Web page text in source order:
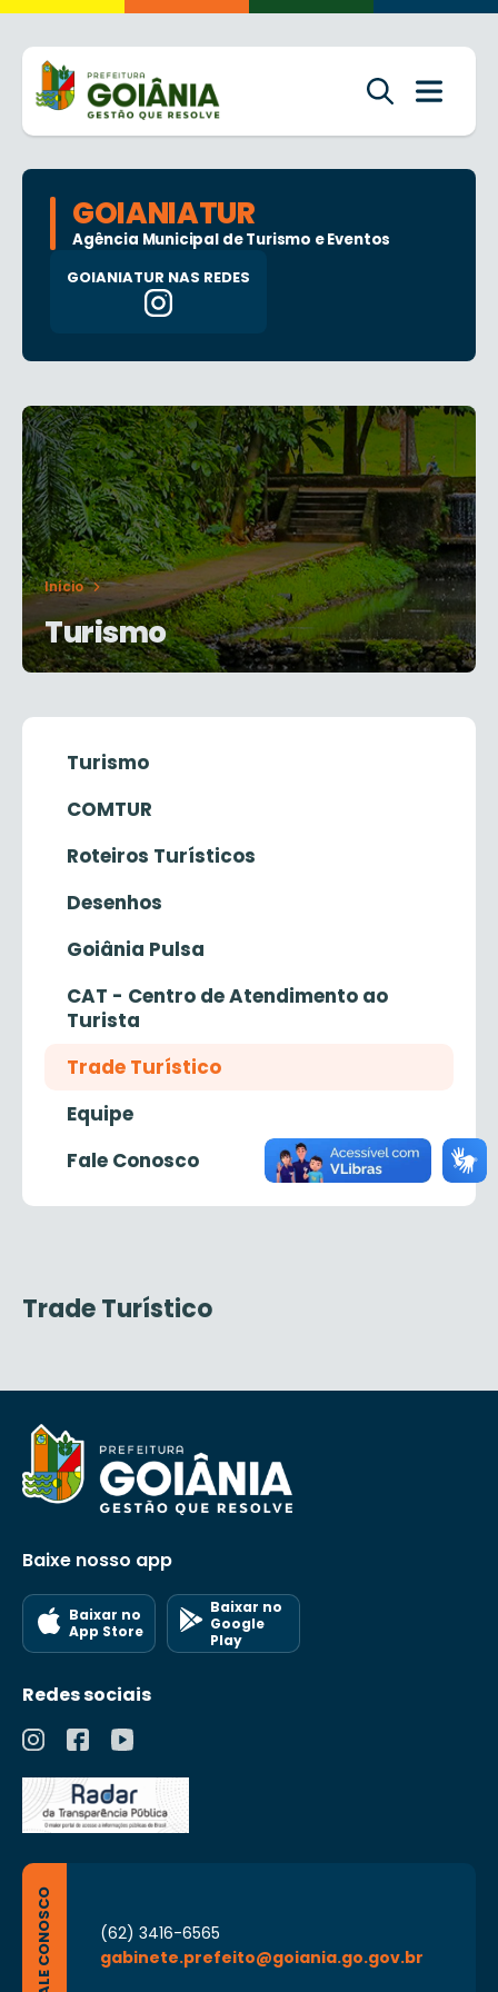
GOIANIATUR
Agência Municipal de Turismo e Eventos
GOIANIATUR NAS REDES
Início
Turismo
Turismo
COMTUR
Roteiros Turísticos
Desenhos
Goiânia Pulsa
CAT - Centro de Atendimento ao
Turista
Trade Turístico
Equipe
Fale Conosco
Trade Turístico
Baixe nosso app
Baixar no
App Store
Baixar no
Google
Play
Redes sociais
FALE CONOSCO
(62) 3416-6565
gabinete.prefeito@goiania.go.gov.br